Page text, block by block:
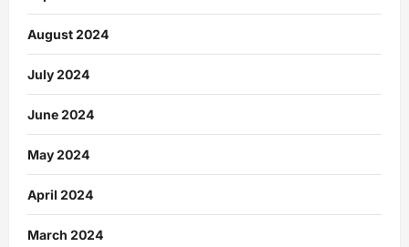
August 2024
July 2024
June 2024
May 2024
April 2024
March 2024